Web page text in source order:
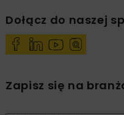
Dołącz do naszej
Zapisz się na